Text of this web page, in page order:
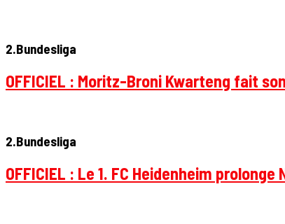
2.Bundesliga
OFFICIEL : Moritz-Broni Kwarteng fait
2.Bundesliga
OFFICIEL : Le 1. FC Heidenheim